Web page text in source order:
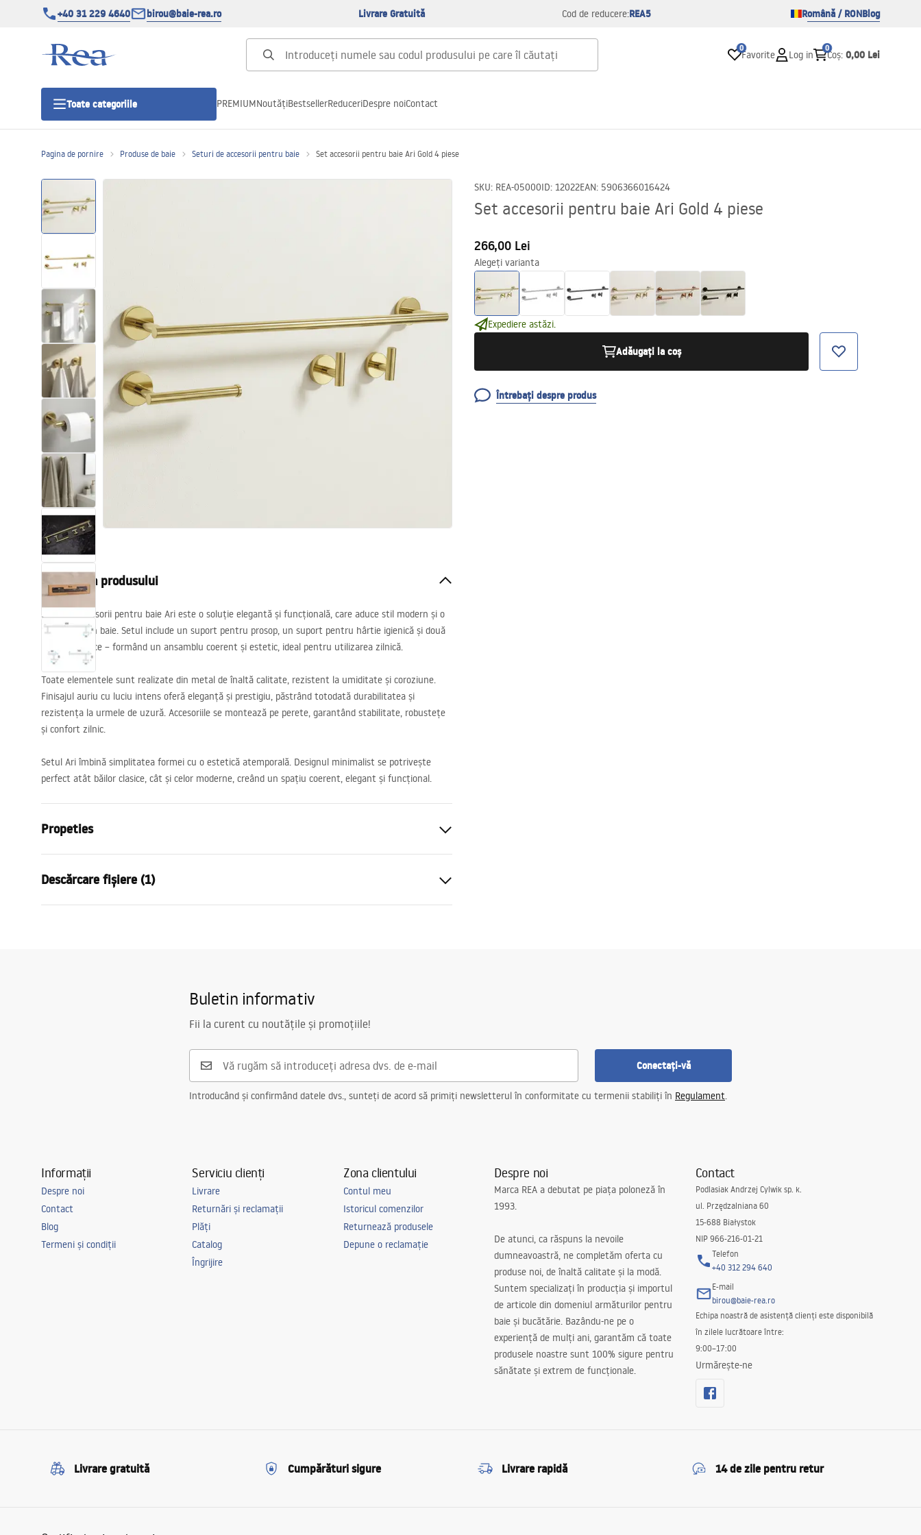
+40 31 229 4640 birou@baie-rea.ro Livrare Gratuită Cod de reducere:REA5 Română / RONBlog
0
Favorite Log in
0
Coș: 0,00 Lei
Toate categoriile
Usi pentru cabine de dus
Rigole Liniare
Vase WC si Bideuri
Lavoare
Cazi cu paravane
Baterii sanitare
Dusuri
Bucatarie
Accesorii și mobilier pentru baie
PREMIUMNoutățiBestsellerReduceriDespre noiContact
Pagina de pornire Produse de baie Seturi de accesorii pentru baie Set accesorii pentru baie Ari Gold 4 piese
SKU: REA-05000ID: 12022EAN: 5906366016424
Set accesorii pentru baie Ari Gold 4 piese
266,00 Lei
Alegeți varianta
Expediere astăzi.
Adăugați la coș
Întrebați despre produs
Descrierea produsului
Setul de accesorii pentru baie Ari este o soluție elegantă și funcțională, care aduce stil modern și o
notă de lux în baie. Setul include un suport pentru prosop, un suport pentru hârtie igienică și două
cârlige practice – formând un ansamblu coerent și estetic, ideal pentru utilizarea zilnică.
Toate elementele sunt realizate din metal de înaltă calitate, rezistent la umiditate și coroziune.
Finisajul auriu cu luciu intens oferă eleganță și prestigiu, păstrând totodată durabilitatea și
rezistența la urmele de uzură. Accesoriile se montează pe perete, garantând stabilitate, robustețe
și confort zilnic.
Setul Ari îmbină simplitatea formei cu o estetică atemporală. Designul minimalist se potrivește
perfect atât băilor clasice, cât și celor moderne, creând un spațiu coerent, elegant și funcțional.
Propeties
Material
Metodă de montaj
Cu șuruburi
Descărcare fișiere (1)
Buletin informativ
Fii la curent cu noutățile și promoțiile!
Conectați-vă
Introducând și confirmând datele dvs., sunteți de acord să primiți newsletterul în conformitate cu termenii stabiliți în Regulament.
Informații
Despre noi
Contact
Blog
Termeni și condiții
Serviciu clienți
Livrare
Returnări și reclamații
Plăți
Catalog
Îngrijire
Zona clientului
Contul meu
Istoricul comenzilor
Returnează produsele
Depune o reclamație
Despre noi
Marca REA a debutat pe piața poloneză în
1993.
De atunci, ca răspuns la nevoile
dumneavoastră, ne completăm oferta cu
produse noi, de înaltă calitate și la modă.
Suntem specializați în producția și importul
de articole din domeniul armăturilor pentru
baie și bucătărie. Bazându-ne pe o
experiență de mulți ani, garantăm că toate
produsele noastre sunt 100% sigure pentru
sănătate și extrem de funcționale.
Contact
Podlasiak Andrzej Cylwik sp. k.
ul. Przędzalniana 60
15-688 Białystok
NIP 966-216-01-21
Telefon
+40 312 294 640
E-mail
birou@baie-rea.ro
Echipa noastră de asistență clienți este disponibilă
în zilele lucrătoare între:
9:00–17:00
Urmărește-ne
Livrare gratuită Cumpărături sigure Livrare rapidă 14 de zile pentru retur